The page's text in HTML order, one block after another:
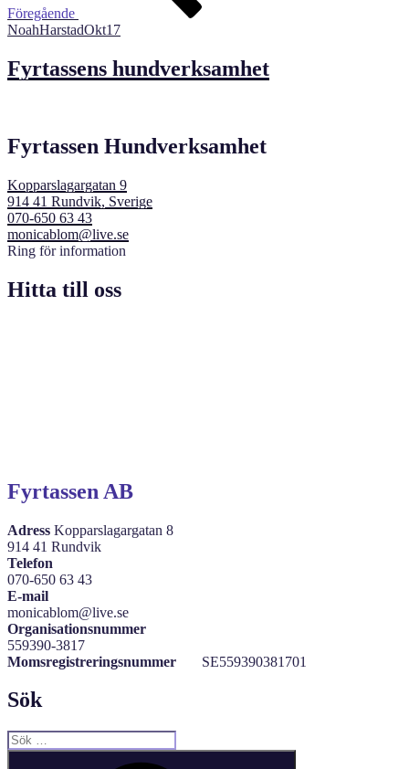
Föregående
NoahHarstadOkt17
Fyrtassens hundverksamhet
Fyrtassen Hundverksamhet
Kopparslagargatan 9
914 41 Rundvik, Sverige
070-650 63 43
monicablom@live.se
Ring för information
Hitta till oss
Fyrtassen AB
Adress Kopparslagargatan 8
914 41 Rundvik
Telefon
070-650 63 43
E-mail
monicablom@live.se
Organisationsnummer
559390-3817
Momsregistreringsnummer
SE559390381701
Sök
Sök
efter: